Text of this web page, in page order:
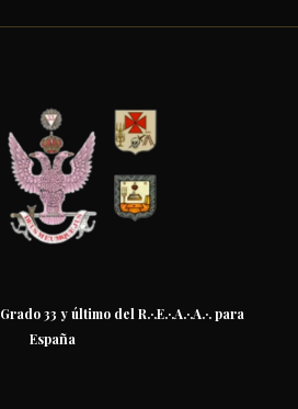
33 y último del R.·.E.·.A.·.A.·. para
España